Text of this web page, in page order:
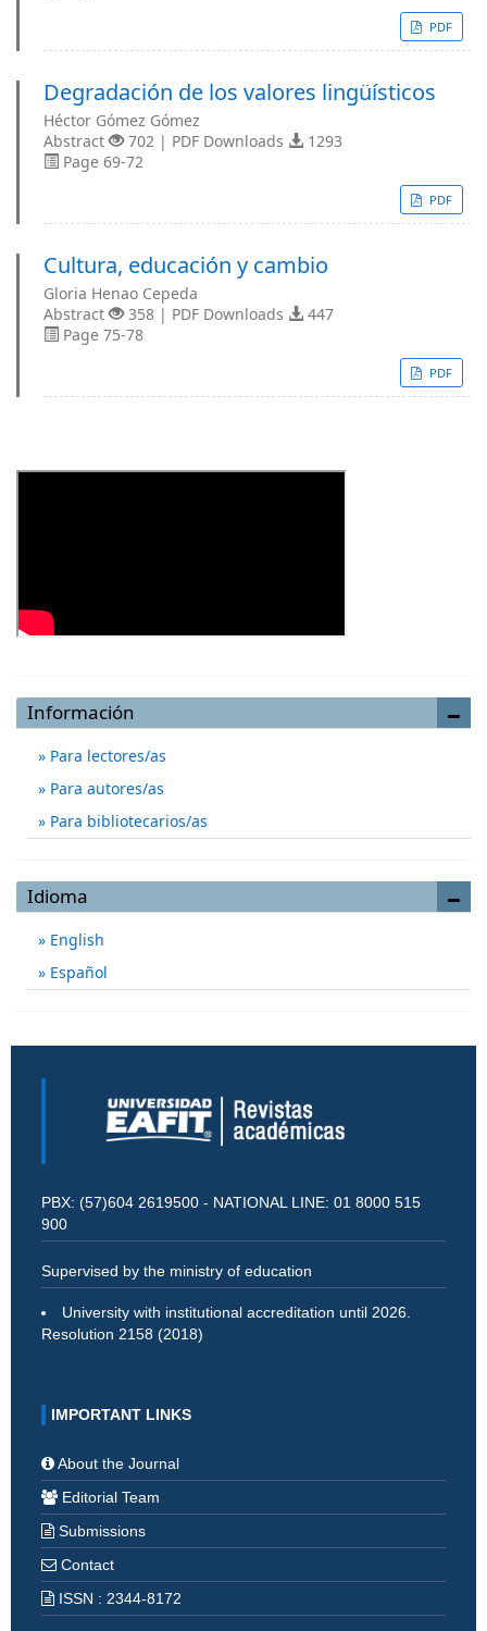
PDF
Degradación de los valores lingüísticos
Héctor Gómez Gómez
Abstract
702 | PDF Downloads
1293
Page 69-72
PDF
Cultura, educación y cambio
Gloria Henao Cepeda
Abstract
358 | PDF Downloads
447
Page 75-78
PDF
Información
Para lectores/as
Para autores/as
Para bibliotecarios/as
Idioma
English
Español
PBX: (57)604 2619500 - NATIONAL LINE: 01 8000 515
900
Supervised by the ministry of education
University with institutional accreditation until 2026.
Resolution 2158 (2018)
IMPORTANT LINKS
About the Journal
Editorial Team
Submissions
Contact
ISSN : 2344-8172